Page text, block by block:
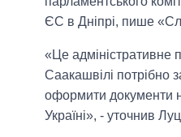
ЄС в Дніпрі, пише
«Це адміністративне
Саакашвілі потрібно
оформити документи
Україні», - уточнив